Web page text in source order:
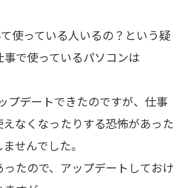
使っている人いるの？という疑
で使っているパソコンは
プデートできたのですが、仕事
なくなったりする恐怖があった
せんでした。
たので、アップデートしておけ